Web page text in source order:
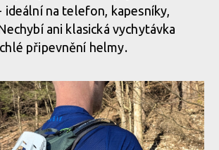
6
6
6
ideální na telefon, kapesníky,
ani klasická vychytávka
připevnění helmy.